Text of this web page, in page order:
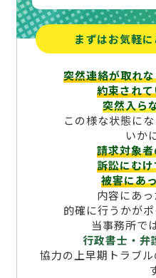
まずはお気軽
突然連絡が取れ
約束され
突然入ら
この様な状態にな
いか
請求対象
訴訟にむ
被害にあ
内容にあ
的確に行うかがポ
当事務所で
行政書士・弁
協力の上早期トラブ